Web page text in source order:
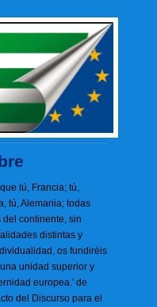
tú, Francia; tú,
tú, Alemania; todas
continente, sin
distintas y
os fundiréis
unidad superior y
europea.' de
del Discurso para el